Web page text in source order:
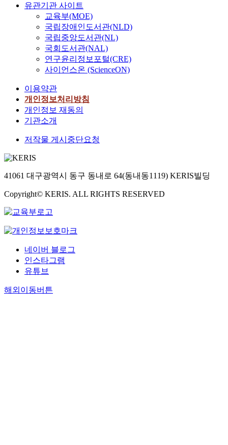
유관기관 사이트
교육부(MOE)
국립장애인도서관(NLD)
국립중앙도서관(NL)
국회도서관(NAL)
연구윤리정보포털(CRE)
사이언스온 (ScienceON)
이용약관
개인정보처리방침
개인정보 재동의
기관소개
저작물 게시중단요청
41061 대구광역시 동구 동내로 64(동내동1119) KERIS빌딩
Copyright© KERIS. ALL RIGHTS RESERVED
네이버 블로그
인스타그램
유튜브
해외이동버튼